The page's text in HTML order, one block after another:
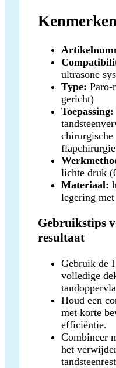
ultrasone
Type:
gericht)
Toepassing:
chirurgische
flapchirurgie
lichte druk
Materiaal:
legering
Gebruikstips
resultaat
Gebruik de
volledige
Houd een
met korte
efficiëntie.
Combineer
het